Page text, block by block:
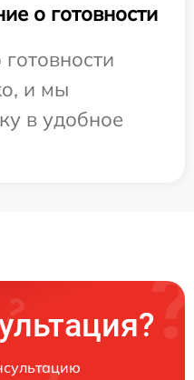
о готовности
и мы
в удобное